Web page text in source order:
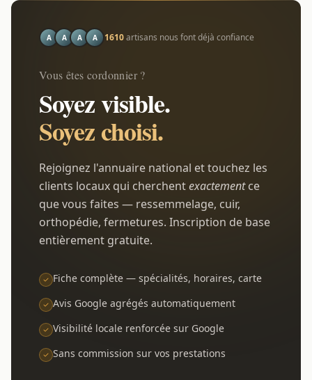
A A A A 1610artisans nous font déjà confiance
Vous êtes cordonnier ?
Soyez visible.
Soyez choisi.
Rejoignez l'annuaire national et touchez les
clients locaux qui cherchentexactementce
que vous faites — ressemmelage, cuir,
orthopédie, fermetures. Inscription de base
entièrement gratuite.
Fiche complète — spécialités, horaires, carte
Avis Google agrégés automatiquement
Visibilité locale renforcée sur Google
Sans commission sur vos prestations